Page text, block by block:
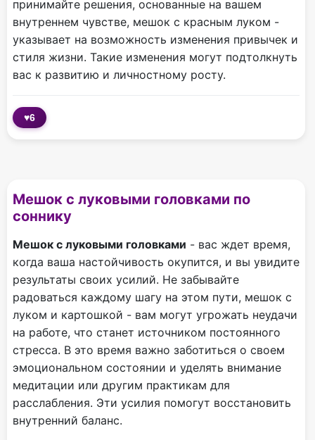
принимайте решения, основанные на вашем
внутреннем чувстве, мешок с красным луком -
указывает на возможность изменения привычек и
стиля жизни. Такие изменения могут подтолкнуть
вас к развитию и личностному росту.
♥6
Мешок с луковыми головками по
соннику
Мешок с луковыми головками - вас ждет время,
когда ваша настойчивость окупится, и вы увидите
результаты своих усилий. Не забывайте
радоваться каждому шагу на этом пути, мешок с
луком и картошкой - вам могут угрожать неудачи
на работе, что станет источником постоянного
стресса. В это время важно заботиться о своем
эмоциональном состоянии и уделять внимание
медитации или другим практикам для
расслабления. Эти усилия помогут восстановить
внутренний баланс.